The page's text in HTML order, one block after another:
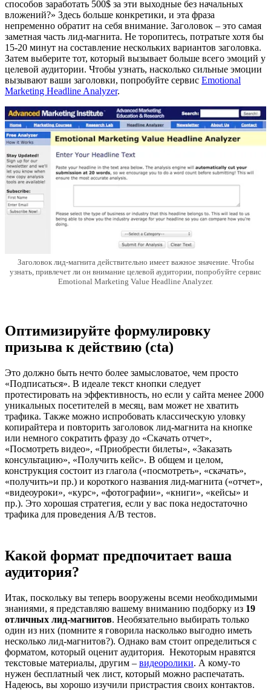
способов заработать 500$ за эти выходные без начальных
вложений?» Здесь больше конкретики, и эта фраза
непременно обратит на себя внимание. Заголовок – это самая
заметная часть лид-магнита. Не торопитесь, потратьте хотя бы
15-20 минут на составление нескольких вариантов заголовка.
Затем выберите тот, который вызывает больше всего эмоций у
целевой аудитории. Чтобы узнать, насколько сильные эмоции
вызывают ваши заголовки, попробуйте сервис Emotional
Marketing Headline Analyzer.
Заголовок лид-магнита действительно имеет важное значение. Чтобы
узнать, привлечет ли он внимание целевой аудитории, попробуйте сервис
Emotional Marketing Value Headline Analyzer.
Оптимизируйте формулировку
призыва к действию (cta)
Это должно быть нечто более замысловатое, чем просто
«Подписаться». В идеале текст кнопки следует
протестировать на эффективность, но если у сайта менее 2000
уникальных посетителей в месяц, вам может не хватить
трафика. Также можно испробовать классическую уловку
копирайтера и повторить заголовок лид-магнита на кнопке
или немного сократить фразу до «Скачать отчет»,
«Посмотреть видео», «Приобрести билеты», «Заказать
консультацию», «Получить кейс». В общем и целом,
конструкция состоит из глагола («посмотреть», «скачать»,
«получить»и пр.) и короткого названия лид-магнита («отчет»,
«видеоуроки», «курс», «фотографии», «книги», «кейсы» и
пр.). Это хорошая стратегия, если у вас пока недостаточно
трафика для проведения А/В тестов.
Какой формат предпочитает ваша
аудитория?
Итак, поскольку вы теперь вооружены всеми необходимыми
знаниями, я представляю вашему вниманию подборку из 19
отличных лид-магнитов. Необязательно выбирать только
один из них (помните я говорила насколько выгодно иметь
несколько лид-магнитов?). Однако вам стоит определиться с
форматом, который оценит аудитория. Некоторым нравятся
текстовые материалы, другим – видеоролики. А кому-то
нужен бесплатный чек лист, который можно распечатать.
Надеюсь, вы хорошо изучили пристрастия своих контактов.